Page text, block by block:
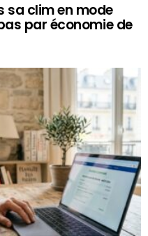
sa clim en mode
par économie de